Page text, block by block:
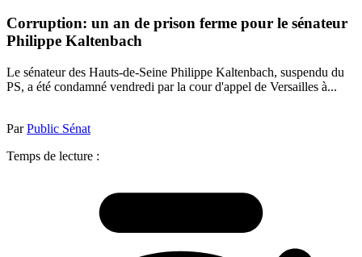
Corruption: un an de prison ferme pour le sénateur
Philippe Kaltenbach
Le sénateur des Hauts-de-Seine Philippe Kaltenbach, suspendu du
PS, a été condamné vendredi par la cour d'appel de Versailles à...
ParPublic Sénat
Temps de lecture :